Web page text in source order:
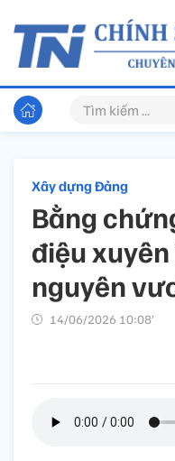
Xây dựng Đảng
Bằng
điệu
nguyên
14/06/2026 10:08’